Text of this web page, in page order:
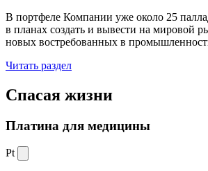
В портфеле Компании уже около 25
в планах создать и вывести на мировой
новых востребованных в
Читать раздел
Спасая жизни
Платина для медицины
Pt